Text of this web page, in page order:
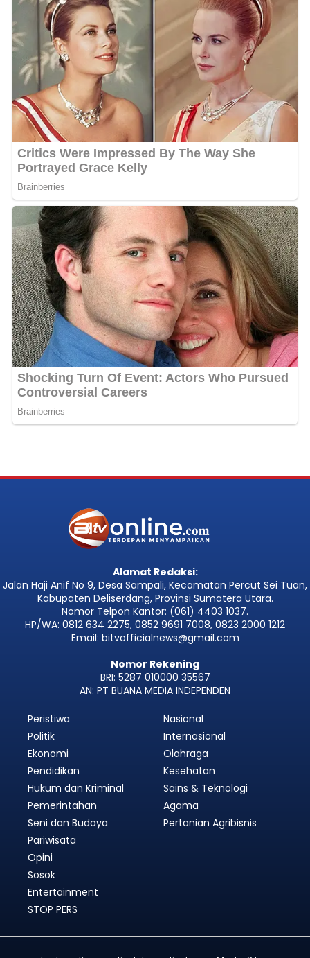
Alamat Redaksi:
Jalan Haji Anif No 9, Desa Sampali, Kecamatan Percut Sei Tuan,
Kabupaten Deliserdang, Provinsi Sumatera Utara.
Nomor Telpon Kantor: (061) 4403 1037.
HP/WA: 0812 634 2275, 0852 9691 7008, 0823 2000 1212
Email: bitvofficialnews@gmail.com
Nomor Rekening
BRI: 5287 010000 35567
AN: PT BUANA MEDIA INDEPENDEN
Peristiwa
Politik
Ekonomi
Pendidikan
Hukum dan Kriminal
Pemerintahan
Nasional
Internasional
Olahraga
Kesehatan
Sains & Teknologi
Agama
Seni dan Budaya
Pariwisata
Opini
Sosok
Entertainment
STOP PERS
Pertanian Agribisnis